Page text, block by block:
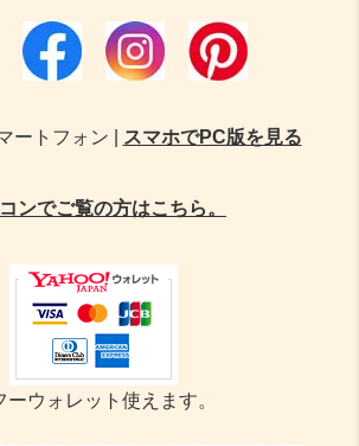
ートフォン | スマホでPC版を見る
ンでご覧の方はこちら。
ーウォレット使えます。